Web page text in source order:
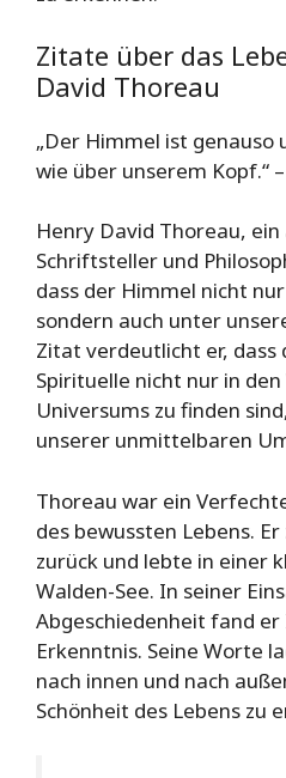
Zitate über das
David Thoreau
„Der Himmel ist genauso
wie über unserem Kopf.“ –
Henry David Thoreau,
Schriftsteller und
dass der Himmel nicht
sondern auch unter
Zitat verdeutlicht er, dass
Spirituelle nicht nur in
Universums zu finden
unserer unmittelbaren
Thoreau war ein
des bewussten Lebens.
zurück und lebte in einer
Walden-See. In seiner
Abgeschiedenheit fand
Erkenntnis. Seine Worte
nach innen und nach
Schönheit des Lebens zu